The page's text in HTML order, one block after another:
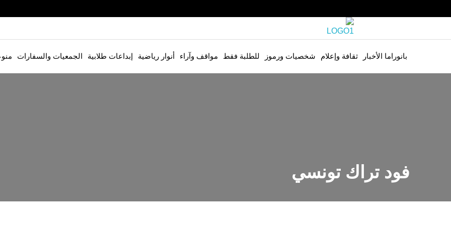
بانوراما الأخبار ثقافة وإعلام شخصيات ورموز للطلبة فقط مواقف وآراء أنوار رياضية إبداعات طلابية الجمعيات والسفارات
فود تراك تونسي